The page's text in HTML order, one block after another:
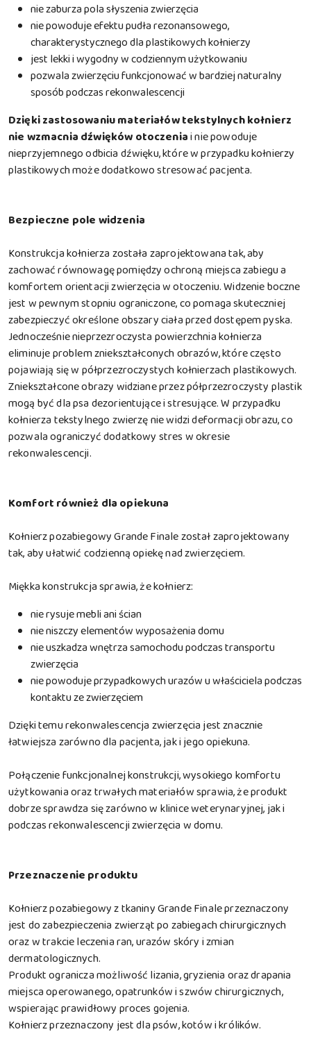
nie zaburza pola słyszenia zwierzęcia
nie powoduje efektu pudła rezonansowego,
charakterystycznego dla plastikowych kołnierzy
jest lekki i wygodny w codziennym użytkowaniu
pozwala zwierzęciu funkcjonować w bardziej naturalny
sposób podczas rekonwalescencji
Dzięki zastosowaniu materiałów tekstylnychkołnierz
nie wzmacnia dźwięków otoczeniai nie powoduje
nieprzyjemnego odbicia dźwięku, które w przypadku kołnierzy
plastikowych może dodatkowo stresować pacjenta.
Bezpieczne pole widzenia
Konstrukcja kołnierza została zaprojektowana tak, aby
zachować równowagę pomiędzy ochroną miejsca zabiegu a
komfortem orientacji zwierzęcia w otoczeniu. Widzenie boczne
jest w pewnym stopniu ograniczone, co pomaga skuteczniej
zabezpieczyć określone obszary ciała przed dostępem pyska.
Jednocześnie nieprzezroczysta powierzchnia kołnierza
eliminuje problem zniekształconych obrazów, które często
pojawiają się w półprzezroczystych kołnierzach plastikowych.
Zniekształcone obrazy widziane przez półprzezroczysty plastik
mogą być dla psa dezorientujące i stresujące. W przypadku
kołnierza tekstylnego zwierzę nie widzi deformacji obrazu, co
pozwala ograniczyć dodatkowy stres w okresie
rekonwalescencji.
Komfort również dla opiekuna
Kołnierz pozabiegowy Grande Finale został zaprojektowany
tak, aby ułatwić codzienną opiekę nad zwierzęciem.
Miękka konstrukcja sprawia, że kołnierz:
nie rysuje mebli ani ścian
nie niszczy elementów wyposażenia domu
nie uszkadza wnętrza samochodu podczas transportu
zwierzęcia
nie powoduje przypadkowych urazów u właściciela podczas
kontaktu ze zwierzęciem
Dzięki temu rekonwalescencja zwierzęcia jest znacznie
łatwiejsza zarówno dla pacjenta, jak i jego opiekuna.
Połączenie funkcjonalnej konstrukcji, wysokiego komfortu
użytkowania oraz trwałych materiałów sprawia, że produkt
dobrze sprawdza się zarówno w klinice weterynaryjnej, jak i
podczas rekonwalescencji zwierzęcia w domu.
Przeznaczenie produktu
Kołnierz pozabiegowy z tkaniny Grande Finale przeznaczony
jest do zabezpieczenia zwierząt po zabiegach chirurgicznych
oraz w trakcie leczenia ran, urazów skóry i zmian
dermatologicznych.
Produkt ogranicza możliwość lizania, gryzienia oraz drapania
miejsca operowanego, opatrunków i szwów chirurgicznych,
wspierając prawidłowy proces gojenia.
Kołnierz przeznaczony jest dla psów, kotów i królików.